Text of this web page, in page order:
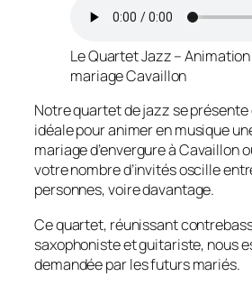
Le Quartet Jazz –
mariage Cavaillon
Notre quartet de jazz se
idéale pour animer en musique
mariage d’envergure à Cavaillon
votre nombre d’invités oscille
personnes, voire davantage.
Ce quartet, réunissant
saxophoniste et guitariste, nous
demandée par les futurs mariés.